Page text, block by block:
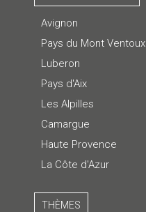
Avignon
Pays du Mont Ventoux
Luberon
Pays d'Aix
Les Alpilles
Camargue
Haute Provence
La Côte d'Azur
THÈMES